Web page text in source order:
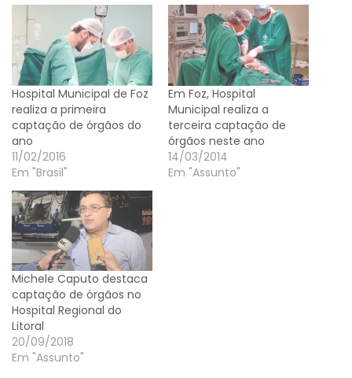
Hospital Municipal de Foz
realiza a primeira
captação de órgãos do
ano
11/02/2016
Em "Brasil"
Em Foz, Hospital
Municipal realiza a
terceira captação de
órgãos neste ano
14/03/2014
Em "Assunto"
Michele Caputo destaca
captação de órgãos no
Hospital Regional do
Litoral
20/09/2018
Em "Assunto"